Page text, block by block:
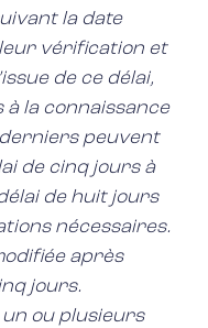
la date
vérification et
de ce délai,
la connaissance
derniers peuvent
de cinq jours à
de huit jours
nécessaires.
après
jours.
ou plusieurs